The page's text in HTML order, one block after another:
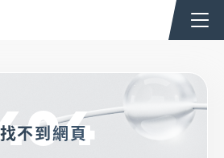
找不到網頁